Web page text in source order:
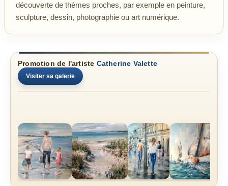
découverte de thèmes proches, par exemple en peinture,
sculpture, dessin, photographie ou art numérique.
Promotion de l'artiste Catherine Valette
Visiter sa galerie